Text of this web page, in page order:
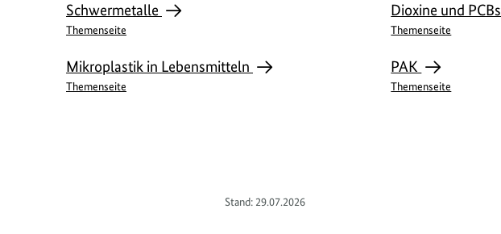
Schwermetalle
Themenseite
Dioxine und PCBs
Themenseite
Mikroplastik in Lebensmitteln
Themenseite
PAK
Themenseite
Stand: 29.07.2026